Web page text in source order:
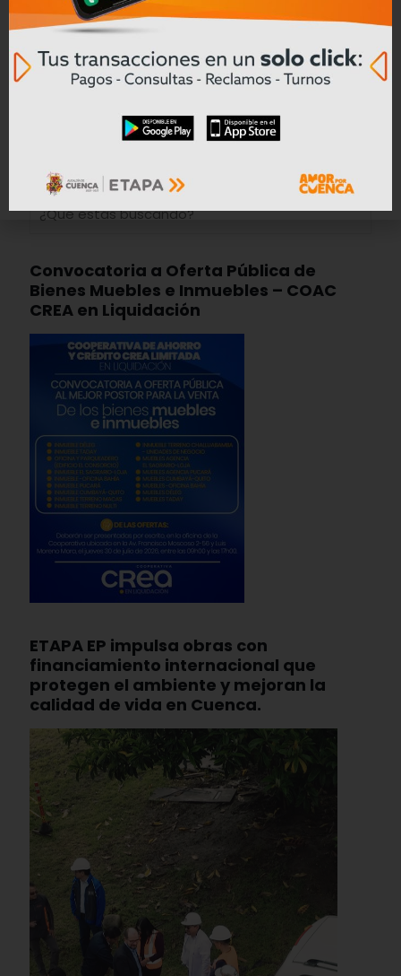
Cinco farmacias clausuradas en
Azogues por comercialización de
productos reportados como robados
Leer mas
Convocatoria a Oferta Pública de
Bienes Muebles e Inmuebles – COAC
CREA en Liquidación
ETAPA EP impulsa obras con
financiamiento internacional que
protegen el ambiente y mejoran la
calidad de vida en Cuenca.